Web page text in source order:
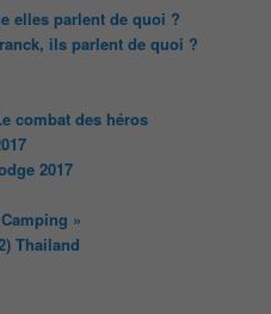
elles parlent de quoi ?
ils parlent de quoi ?
combat des héros
2017
»
Thailand